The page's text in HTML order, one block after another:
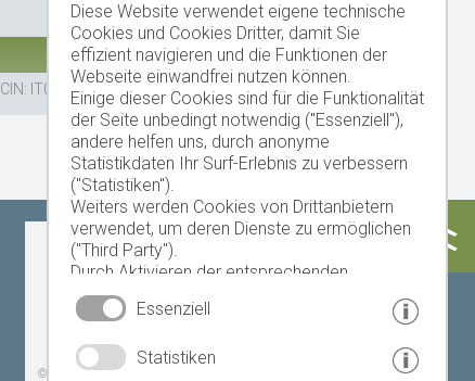
CIN: IT021100B5ZOGOCTP8
Heute Morgen
© Landeswetterdienst
Diese Website verwendet eigene technische
Cookies und Cookies Dritter, damit Sie
effizient navigieren und die Funktionen der
Webseite einwandfrei nutzen können.
Einige dieser Cookies sind für die Funktionalität
der Seite unbedingt notwendig ("Essenziell"),
andere helfen uns, durch anonyme
Statistikdaten Ihr Surf-Erlebnis zu verbessern
("Statistiken").
Weiters werden Cookies von Drittanbietern
verwendet, um deren Dienste zu ermöglichen
("Third Party").
Durch Aktivieren der entsprechenden
Schaltflächen entscheiden Sie selbst, welche
Cookies zum Einsatz kommen.
speichern" oder "Auswahl ablehnen" erklären
Essenziell
Statistiken